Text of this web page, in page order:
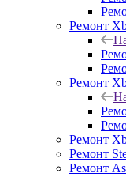
Ремонт
Ремонт
Ремонт
Ремонт
Ремонт